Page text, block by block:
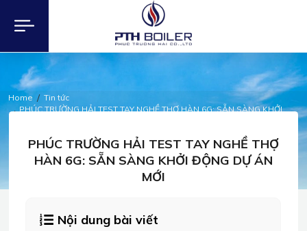
Home
Tin tức
PHÚC TRƯỜNG HẢI TEST TAY NGHỀ THỢ HÀN 6G: SẴN SÀNG KHỞI
TIN TỨC
PHÚC TRƯỜNG HẢI TEST TAY NGHỀ THỢ
HÀN 6G: SẴN SÀNG KHỞI ĐỘNG DỰ ÁN
MỚI
Nội dung bài viết